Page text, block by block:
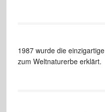
1987 wurde die einzigartige
zum Weltnaturerbe erklärt.